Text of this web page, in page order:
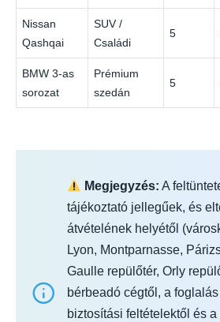
Nissan
Qashqai
SUV /
Családi
5
BMW 3-as
sorozat
Prémium
szedán
5
Megjegyzés: A
tájékoztató jellegűek, és
átvételének helyétől
Lyon, Montparnasse,
Gaulle repülőtér, Orly
bérbeadó cégtől, a
biztosítási feltételektől és